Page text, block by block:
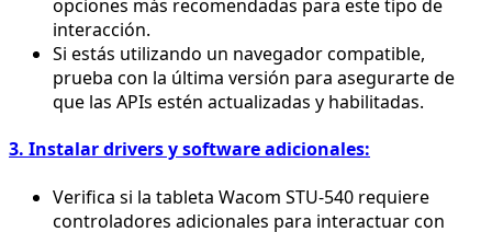
opciones más recomendadas para este tipo de
interacción.
Si estás utilizando un navegador compatible,
prueba con la última versión para asegurarte de
que las APIs estén actualizadas y habilitadas.
3. Instalar drivers y software adicionales:
Verifica si la tableta Wacom STU-540 requiere
controladores adicionales para interactuar con